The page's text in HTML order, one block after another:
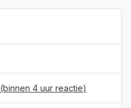
(binnen 4 uur reactie)